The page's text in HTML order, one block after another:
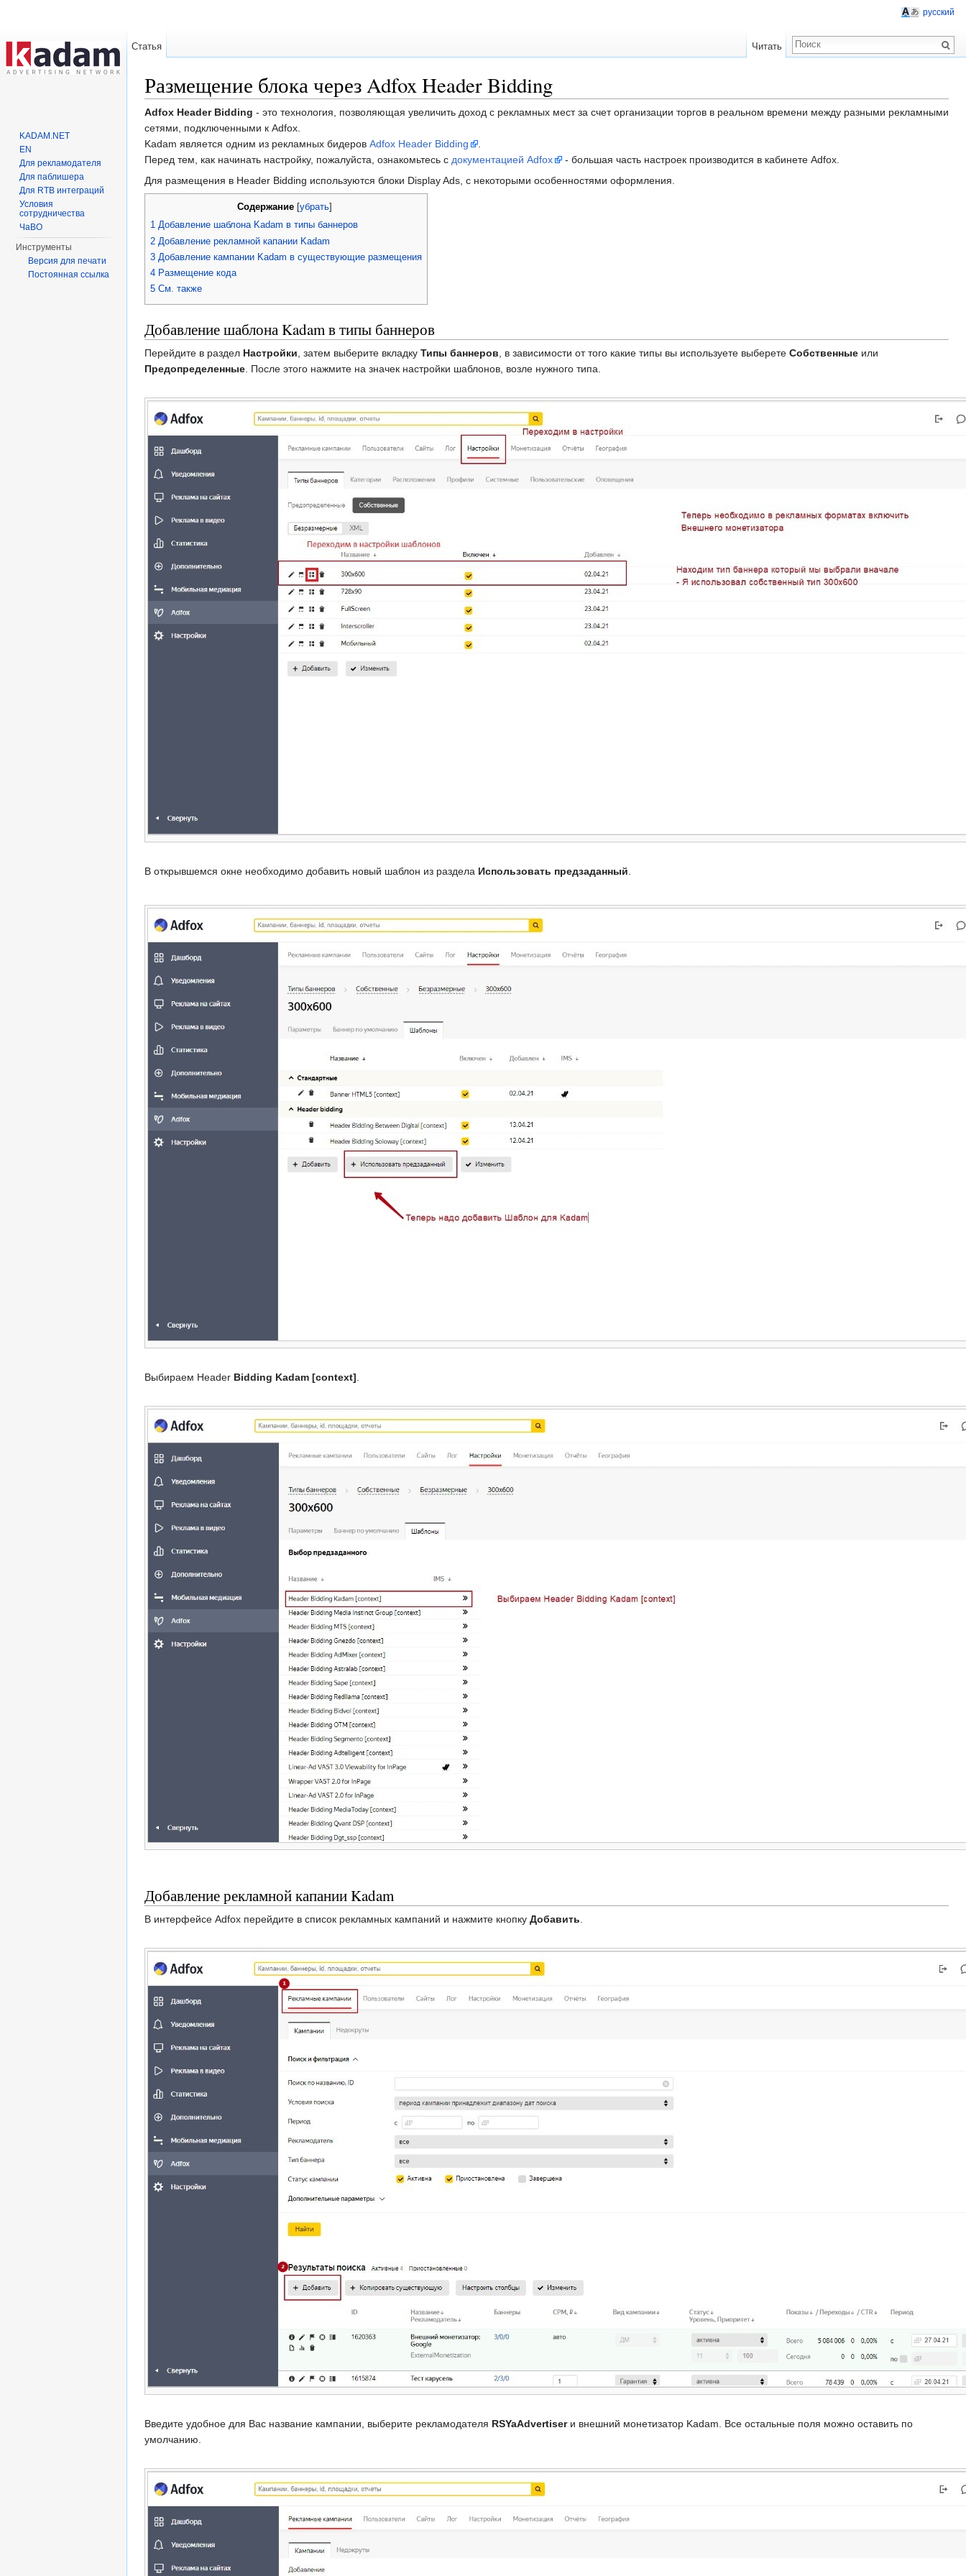
Размещение блока через Adfox Header Bidding
Перейти к:навигация,поиск
Adfox Header Bidding - это технология, позволяющая увеличить доход с рекламных мест за счет организации торгов в реальном времени между разными рекламными
сетями, подключенными к Adfox.
Kadam является одним из рекламных бидеров Adfox Header Bidding
Перед тем, как начинать настройку, пожалуйста, ознакомьтесь с документацией Adfox
- большая часть настроек производится в кабинете Adfox.
Для размещения в Header Bidding используются блоки Display Ads, с некоторыми особенностями оформления.
Содержание убрать
1 Добавление шаблона Kadam в типы баннеров
2 Добавление рекламной капании Kadam
3 Добавление кампании Kadam в существующие размещения
4 Размещение кода
5 См. также
Добавление шаблона Kadam в типы баннеров
Перейдите в раздел Настройки , затем выберите вкладку Типы баннеров , в зависимости от того какие типы вы используете выберете Собственные или
Предопределенные . После этого нажмите на значек настройки шаблонов, возле нужного типа.
В открывшемся окне необходимо добавить новый шаблон из раздела Использовать предзаданный
Выбираем Header Bidding Kadam [context]
Добавление рекламной капании Kadam
В интерфейсе Adfox перейдите в список рекламных кампаний и нажмите кнопку Добавить
Введите удобное для Вас название кампании, выберите рекламодателя RSYaAdvertiserи внешний монетизатор Kadam. Все остальные поля можно оставить по
умолчанию.
русский
Статья Читать
KADAM.NET
EN
Для рекламодателя
Для паблишера
Для RTB интеграций
Условия
сотрудничества
ЧаВО
Инструменты
Версия для печати
Постоянная ссылка